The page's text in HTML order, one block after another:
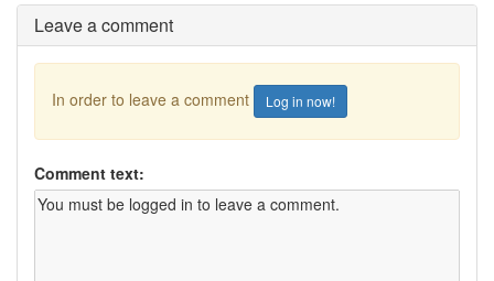
Leave a comment
In order to leave a comment Log in now!
Comment text: